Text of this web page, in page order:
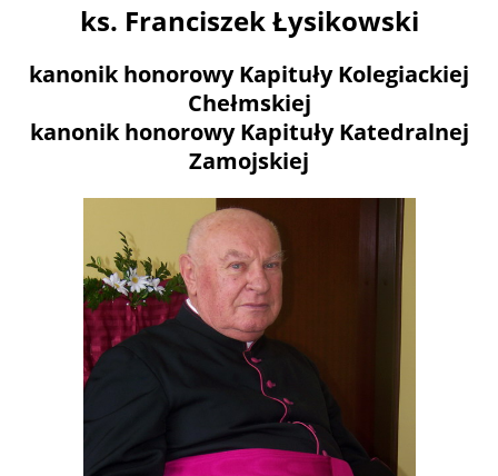
ks. Franciszek Łysikowski
kanonik honorowy Kapituły Kolegiackiej
Chełmskiej
kanonik honorowy Kapituły Katedralnej
Zamojskiej